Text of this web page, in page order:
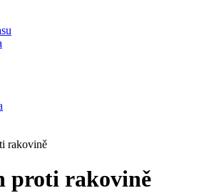
rakovině
proti rakovině